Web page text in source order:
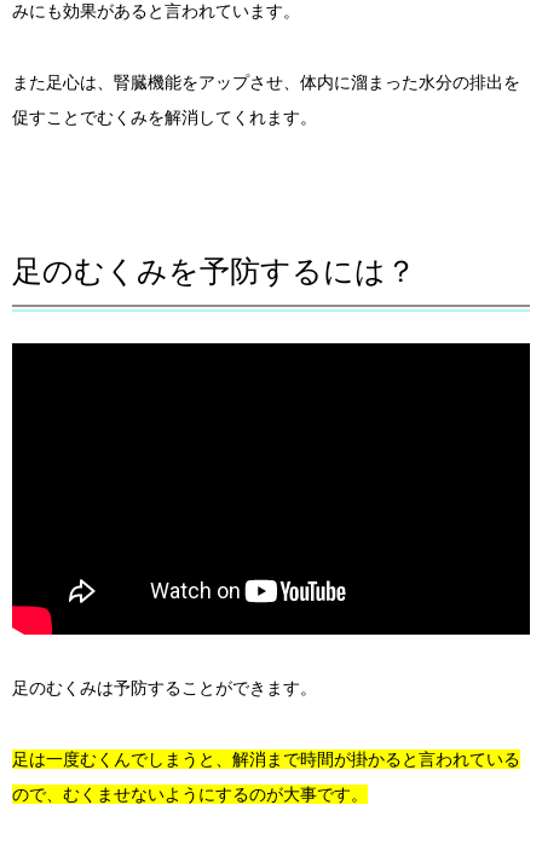
みにも効果があると言われています。
また足心は、腎臓機能をアップさせ、体内に溜まった水分の排出を
促すことでむくみを解消してくれます。
足のむくみを予防するには？
足のむくみは予防することができます。
足は一度むくんでしまうと、解消まで時間が掛かると言われている
ので、むくませないようにするのが大事です。